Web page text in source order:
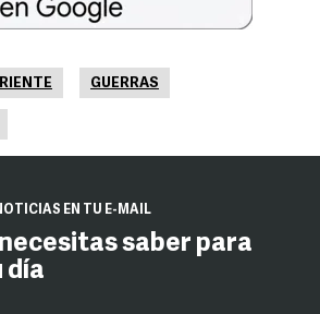
GUERRAS
EN TU E-MAIL
saber para
día